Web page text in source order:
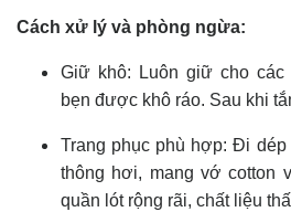
Cách xử lý và phòng ngừa:
Giữ khô: Luôn giữ cho các
bẹn được khô ráo. Sau khi
Trang phục phù hợp: Đi
thông hơi, mang vớ cotton
quần lót rộng rãi, chất liệu